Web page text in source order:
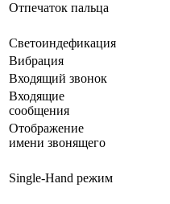
Отпечаток пальца
Светоиндефикация
Вибрация
Входящий звонок
Входящие
сообщения
Отображение
имени звонящего
Single-Hand режим